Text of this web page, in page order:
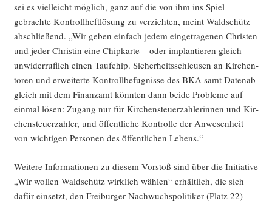
sei es viel­leicht mög­lich, ganz auf die von ihm ins Spiel
gebrach­te Kon­troll­heft­lö­sung zu ver­zich­ten, meint Wald­schütz
abschlie­ßend. „Wir geben ein­fach jedem ein­ge­tra­ge­nen Chris­ten
und jeder Chris­tin eine Chip­kar­te – oder implan­tie­ren gleich
unwi­der­ruf­lich einen Tauf­chip. Sicher­heits­schleu­sen an Kir­chen­
to­ren und erwei­ter­te Kon­troll­be­fug­nis­se des BKA samt Daten­ab­
gleich mit dem Finanz­amt könn­ten dann bei­de Pro­ble­me auf
ein­mal lösen: Zugang nur für Kir­chen­steu­er­zah­le­rin­nen und Kir­
chen­steu­er­zah­ler, und öffent­li­che Kon­trol­le der Anwe­sen­heit
von wich­ti­gen Per­so­nen des öffent­li­chen Lebens.“
Wei­te­re Infor­ma­tio­nen zu die­sem Vor­stoß sind über die Initia­ti­ve
„Wir wol­len Wald­schütz wirk­lich wäh­len“ erhält­lich, die sich
dafür ein­setzt, den Frei­bur­ger Nach­wuchs­po­li­ti­ker (Platz 22)